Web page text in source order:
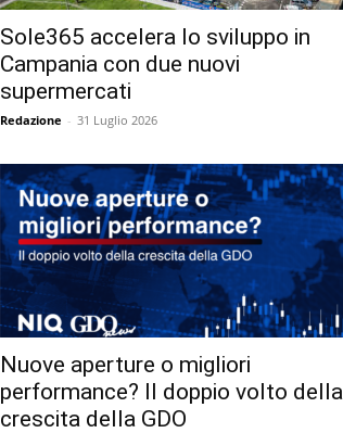
Sole365 accelera lo sviluppo in
Campania con due nuovi
supermercati
Redazione - 31 Luglio 2026
Nuove aperture o migliori
performance? Il doppio volto della
crescita della GDO